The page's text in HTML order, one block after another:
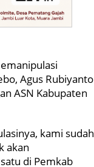
Agus Rubiyanto
ASN Kabupaten
kami sudah
akan
di Pemkab